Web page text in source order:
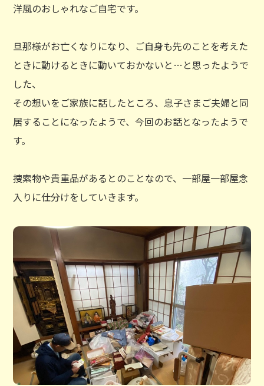
洋風のおしゃれなご自宅です。
旦那様がお亡くなりになり、ご自身も先のことを考えた
ときに動けるときに動いておかないと…と思ったようで
した、
その想いをご家族に話したところ、息子さまご夫婦と同
居することになったようで、今回のお話となったようで
す。
捜索物や貴重品があるとのことなので、一部屋一部屋念
入りに仕分けをしていきます。